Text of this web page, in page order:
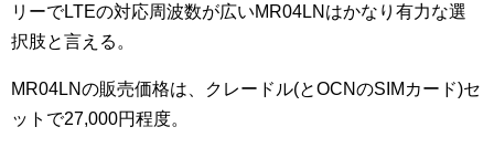
リーでLTEの対応周波数が広いMR04LNはかなり有力な選
択肢と言える。
MR04LNの販売価格は、クレードル(とOCNのSIMカード)セ
ットで27,000円程度。